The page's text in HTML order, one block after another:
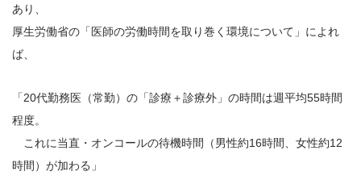
あり、
厚生労働省の「医師の労働時間を取り巻く環境について」によれ
ば、
「20代勤務医（常勤）の「診療＋診療外」の時間は週平均55時間
程度。
これに当直・オンコールの待機時間（男性約16時間、女性約12
時間）が加わる」